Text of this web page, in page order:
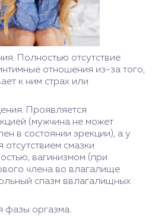
Полностью отсутствие
отношения из-за того,
к ним страх или
Проявляется
(мужчина не может
в состоянии эрекции), а у
смазки
вагинизмом (при
члена во влагалище
спазм ввлагалищных
фазы оргазма.